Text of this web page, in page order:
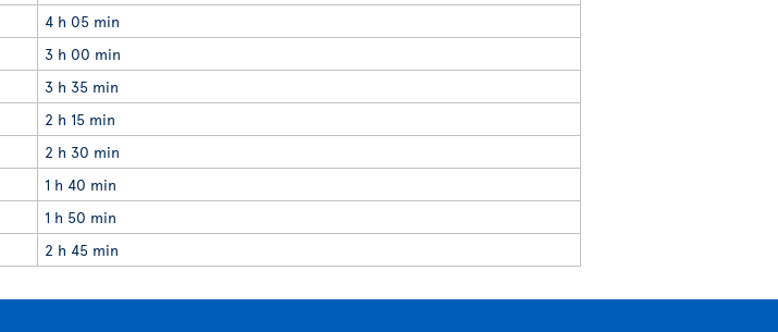
4 h 05 min
3 h 00 min
3 h 35 min
2 h 15 min
2 h 30 min
1 h 40 min
1 h 50 min
2 h 45 min